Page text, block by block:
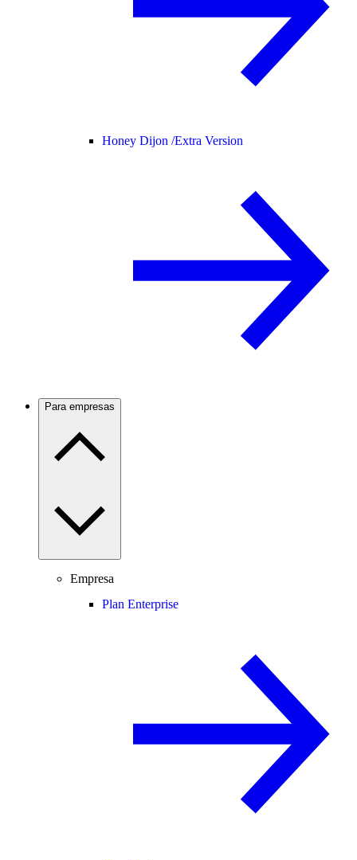
Honey Dijon /Extra Version
Para empresas
Empresa
Plan Enterprise